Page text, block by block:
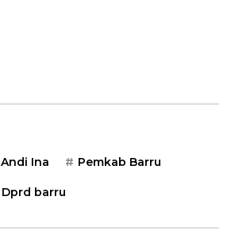
Andi Ina Pemkab Barru
Dprd barru